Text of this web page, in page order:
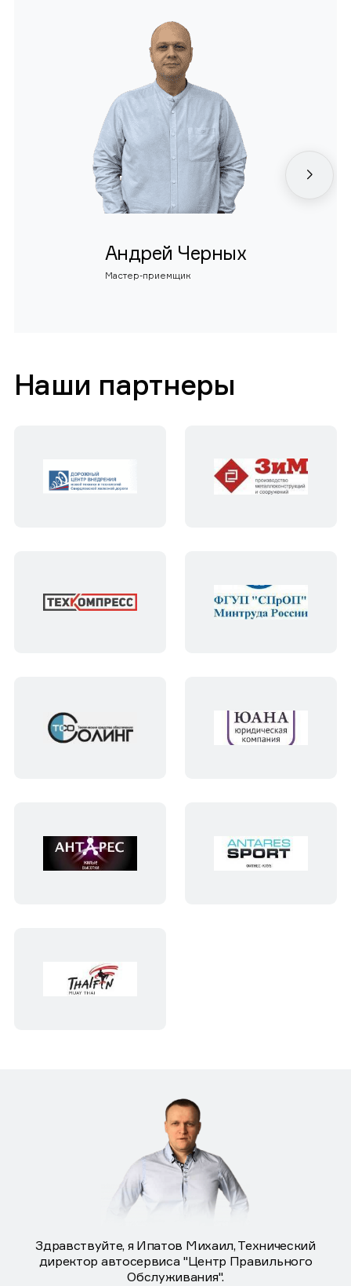
Андрей Черных
Мастер-приемщик
Наши партнеры
Здравствуйте, я Ипатов Михаил, Технический
директор автосервиса "Центр Правильного
Обслуживания".